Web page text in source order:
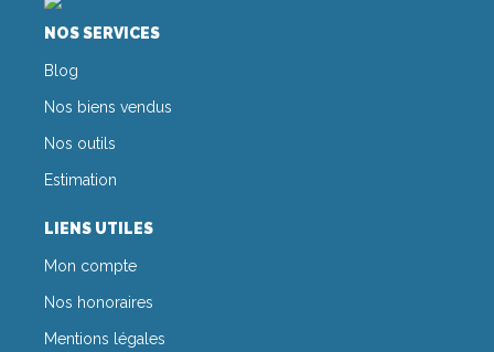
NOS SERVICES
Blog
Nos biens vendus
Nos outils
Estimation
LIENS UTILES
Mon compte
Nos honoraires
Mentions légales